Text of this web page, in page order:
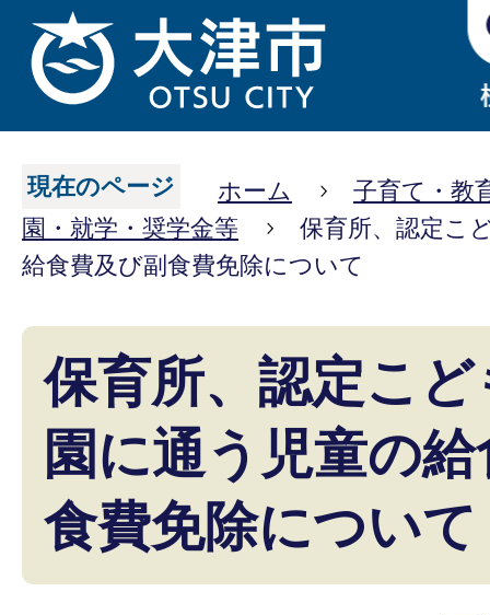
現在のページ ホーム
子育て・教
園・就学・奨学金等
保育所、認定こ
給食費及び副食費免除について
保育所、認定こ
園に通う児童の
食費免除について